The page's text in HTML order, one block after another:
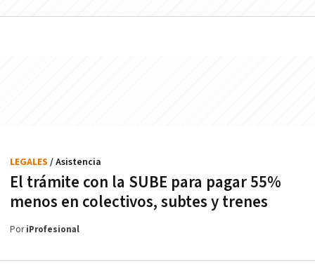
El trámite con la SUBE para pagar 55%
menos en colectivos, subtes y trenes
LEGALES / Asistencia
PoriProfesional